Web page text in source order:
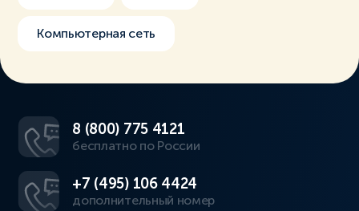
Компьютерная сеть
8 (800) 775 4121
бесплатно по России
+7 (495) 106 4424
дополнительный номер